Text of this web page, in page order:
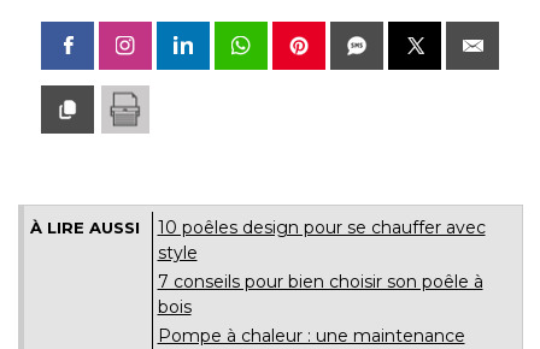
À LIRE AUSSI
10 poêles design pour se chauffer avec
style
7 conseils pour bien choisir son poêle à
bois
Pompe à chaleur : une maintenance